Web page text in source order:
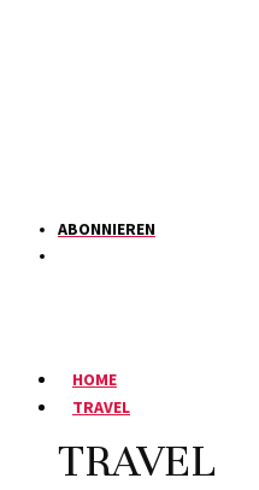
ABONNIEREN
HOME
TRAVEL
TRAVEL